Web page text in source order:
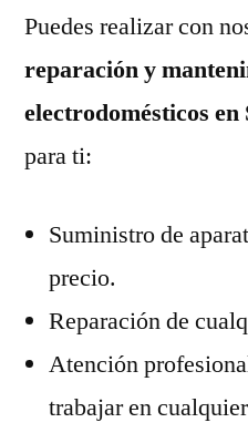
Puedes realizar con
reparación y
electrodomésticos en
para ti:
Suministro de
precio.
Reparación de
Atención
trabajar en